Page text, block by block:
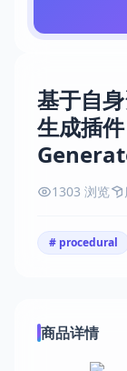
基于自
生成插
1303 浏览
# procedural
商品详情